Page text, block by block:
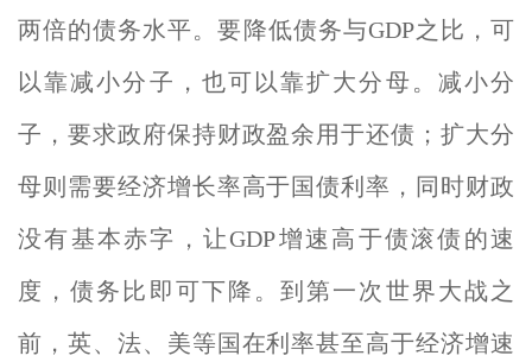
两倍的债务水平。要降低债务与GDP之比，可
以靠减小分子，也可以靠扩大分母。减小分
子，要求政府保持财政盈余用于还债；扩大分
母则需要经济增长率高于国债利率，同时财政
没有基本赤字，让GDP增速高于债滚债的速
度，债务比即可下降。到第一次世界大战之
前，英、法、美等国在利率甚至高于经济增速